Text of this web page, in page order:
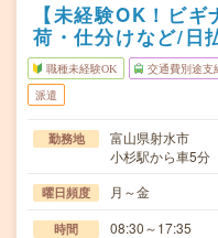
【未経験OK！ビ
荷・仕分けなど/日
職種未経験OK 交通費別途支
派遣
勤務地
富山県射水市
小杉駅から車5分
曜日頻度 月～金
時間 08:30～17:35